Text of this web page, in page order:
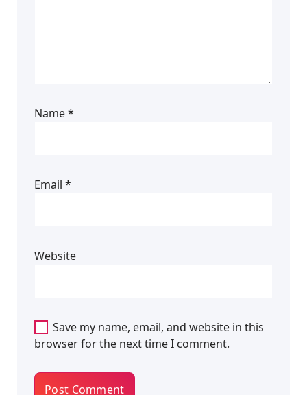
Name*
Email *
Website
Save my name, email, and website in this
browser for the next time I comment.